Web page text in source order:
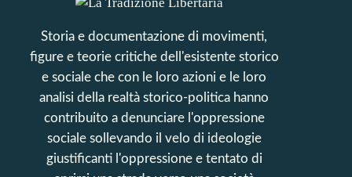
Storia e documentazione di movimenti,
figure e teorie critiche dell'esistente storico
e sociale che con le loro azioni e le loro
analisi della realtà storico-politica hanno
contribuito a denunciare l'oppressione
sociale sollevando il velo di ideologie
giustificanti l'oppressione e tentato di